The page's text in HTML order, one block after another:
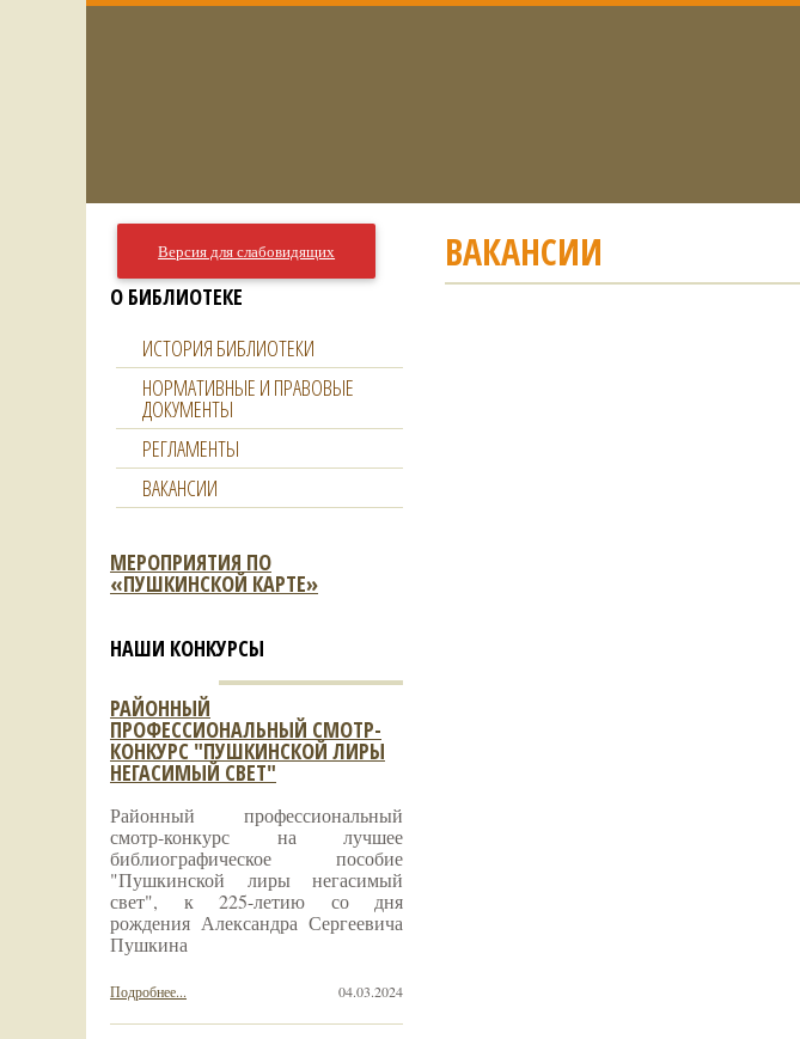
ВАКАНСИИ
Версия для слабовидящих
О БИБЛИОТЕКЕ
ИСТОРИЯ БИБЛИОТЕКИ
НОРМАТИВНЫЕ И ПРАВОВЫЕ
ДОКУМЕНТЫ
РЕГЛАМЕНТЫ
ВАКАНСИИ
МЕРОПРИЯТИЯ ПО
«ПУШКИНСКОЙ КАРТЕ»
НАШИ КОНКУРСЫ
РАЙОННЫЙ
ПРОФЕССИОНАЛЬНЫЙ СМОТР-
КОНКУРС "ПУШКИНСКОЙ ЛИРЫ
НЕГАСИМЫЙ СВЕТ"
Районный профессиональный
смотр-конкурс на лучшее
библиографическое пособие
"Пушкинской лиры негасимый
свет", к 225-летию со дня
рождения Александра Сергеевича
Пушкина
04.03.2024
Подробнее...